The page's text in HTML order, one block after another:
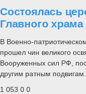
Состоялась
Главного
В Военно-
прошел чин великого
Вооруженных сил РФ,
другим ратным подвигам.
1 053 0 0